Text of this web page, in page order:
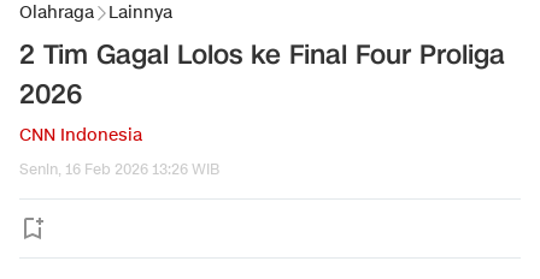
Olahraga Lainnya
2 Tim Gagal Lolos ke Final Four Proliga
2026
CNN Indonesia
Senin, 16 Feb 2026 13:26 WIB